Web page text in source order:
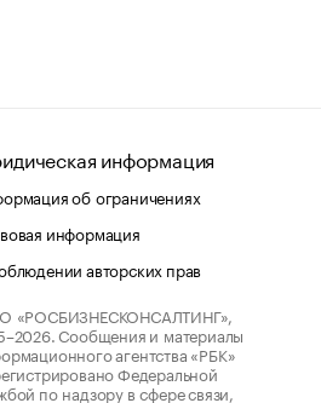
информация
об ограничениях
информация
авторских прав
«РОСБИЗНЕСКОНСАЛТИНГ»,
Сообщения и материалы
агентства «РБК»
Федеральной
по надзору в сфере связи,